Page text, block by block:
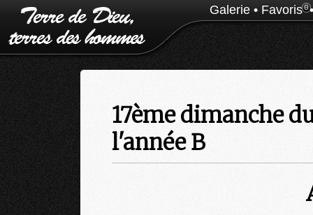
Galerie • Favoris0
17ème dimanche
l'année B